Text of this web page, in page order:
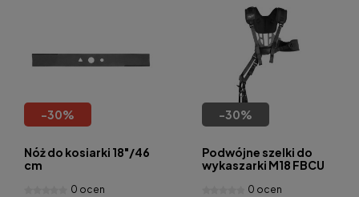
-30%
Nóż do kosiarki 18"/46
cm
0 ocen
-30%
Podwójne szelki do
wykaszarki M18 FBCU
0 ocen